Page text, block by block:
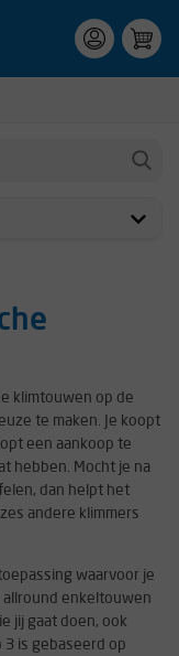
klimtouwen op de
te maken. Je koopt
een aankoop te
hebben. Mocht je na
dan helpt het
andere klimmers
waarvoor je
allround enkeltouwen
jij gaat doen, ook
3 is gebaseerd op